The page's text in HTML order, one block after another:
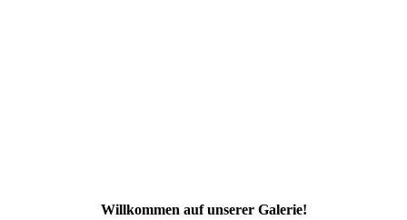
Willkommen auf unserer Galerie!